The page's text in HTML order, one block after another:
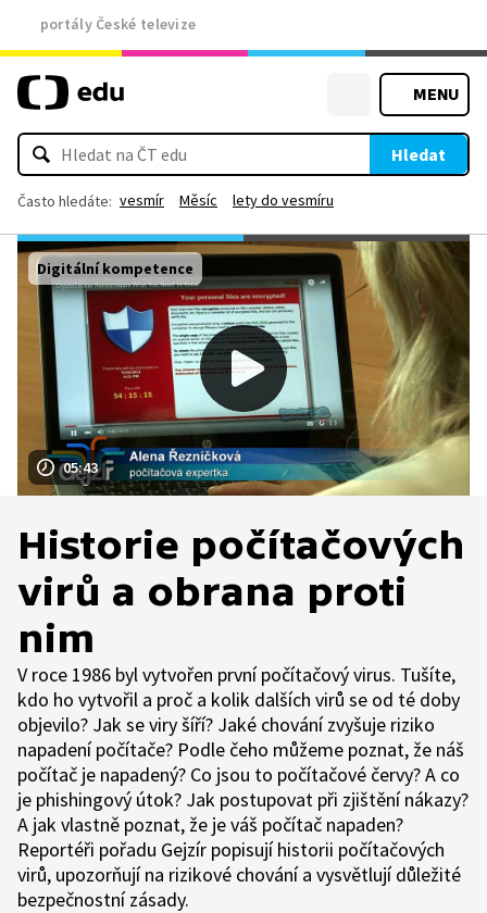
portály České televize
MENU
Hledat
Často hledáte: vesmír Měsíc lety do vesmíru
05:43
Digitální kompetence
Historie počítačových
virů a obrana proti
nim
V roce 1986 byl vytvořen první počítačový virus. Tušíte,
kdo ho vytvořil a proč a kolik dalších virů se od té doby
objevilo? Jak se viry šíří? Jaké chování zvyšuje riziko
napadení počítače? Podle čeho můžeme poznat, že náš
počítač je napadený? Co jsou to počítačové červy? A co
je phishingový útok? Jak postupovat při zjištění nákazy?
A jak vlastně poznat, že je váš počítač napaden?
Reportéři pořadu Gejzír popisují historii počítačových
virů, upozorňují na rizikové chování a vysvětlují důležité
bezpečnostní zásady.